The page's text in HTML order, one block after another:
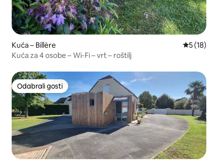
Kuća – Billère Prosječna
5 (18)
Kuća za 4 osobe – Wi-Fi – vrt – roštilj
Odabrali gosti
Odabrali gosti